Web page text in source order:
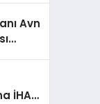
Avn
İHA